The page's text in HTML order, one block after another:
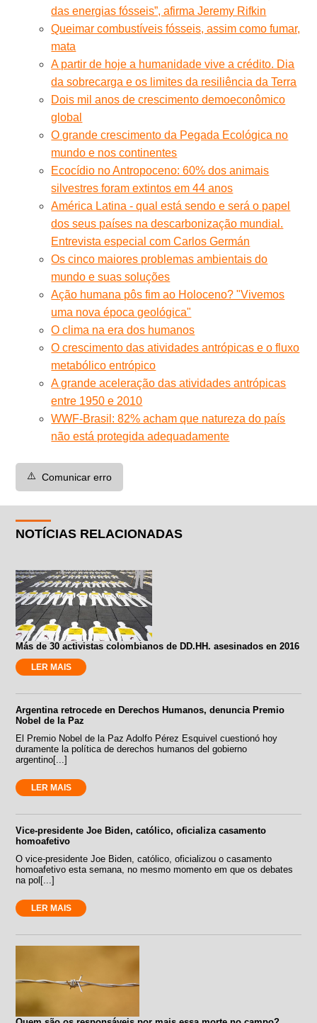
das energias fósseis”, afirma Jeremy Rifkin
Queimar combustíveis fósseis, assim como fumar,
mata
A partir de hoje a humanidade vive a crédito. Dia
da sobrecarga e os limites da resiliência da Terra
Dois mil anos de crescimento demoeconômico
global
O grande crescimento da Pegada Ecológica no
mundo e nos continentes
Ecocídio no Antropoceno: 60% dos animais
silvestres foram extintos em 44 anos
América Latina - qual está sendo e será o papel
dos seus países na descarbonização mundial.
Entrevista especial com Carlos Germán
Os cinco maiores problemas ambientais do
mundo e suas soluções
Ação humana pôs fim ao Holoceno? "Vivemos
uma nova época geológica"
O clima na era dos humanos
O crescimento das atividades antrópicas e o fluxo
metabólico entrópico
A grande aceleração das atividades antrópicas
entre 1950 e 2010
WWF-Brasil: 82% acham que natureza do país
não está protegida adequadamente
⚠️ Comunicar erro
NOTÍCIAS RELACIONADAS
Más de 30 activistas colombianos de DD.HH. asesinados en 2016
LER MAIS
Argentina retrocede en Derechos Humanos, denuncia Premio
Nobel de la Paz
El Premio Nobel de la Paz Adolfo Pérez Esquivel cuestionó hoy
duramente la política de derechos humanos del gobierno
argentino[...]
LER MAIS
Vice-presidente Joe Biden, católico, oficializa casamento
homoafetivo
O vice-presidente Joe Biden, católico, oficializou o casamento
homoafetivo esta semana, no mesmo momento em que os debates
na pol[...]
LER MAIS